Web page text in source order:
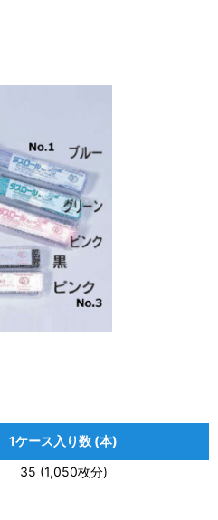
1ケース入り数 (本)
35 (1,050枚分)